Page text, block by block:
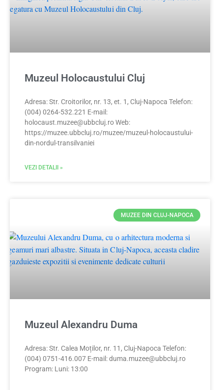
Muzeul Holocaustului Cluj
Adresa: Str. Croitorilor, nr. 13, et. 1, Cluj-Napoca Telefon:
(004) 0264-532.221 E-mail:
holocaust.muzee@ubbcluj.roWeb:
https://muzee.ubbcluj.ro/muzee/muzeul-holocaustului-
din-nordul-transilvaniei
VEZI DETALII »
MUZEE DIN CLUJ-NAPOCA
Muzeul Alexandru Duma
Adresa: Str. Calea Moților, nr. 11, Cluj-Napoca Telefon:
(004) 0751-416.007 E-mail:duma.muzee@ubbcluj.ro
Program: Luni: 13:00